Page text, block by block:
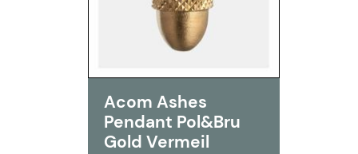
Acom Ashes
Pendant Pol&Bru
Gold Vermeil